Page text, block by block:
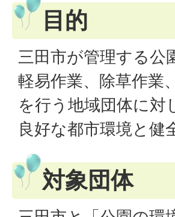
目的
三田市が管理する公
軽易作業、除草作業
を行う地域団体に対
良好な都市環境と
対象団体